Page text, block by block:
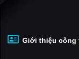
Giới thiệu công